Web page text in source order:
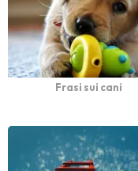
Frasi sui cani